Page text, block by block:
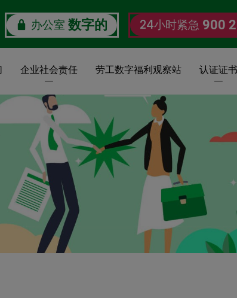
办公室 数字的 24小时紧急 900
企业社会责任 劳工数字福利观察站 认证证书